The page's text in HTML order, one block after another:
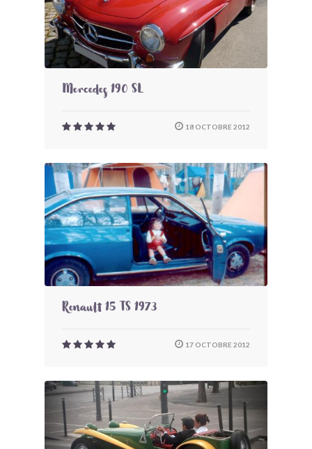
Mercedes 190 SL
18 OCTOBRE 2012
Renault 15 TS 1973
17 OCTOBRE 2012